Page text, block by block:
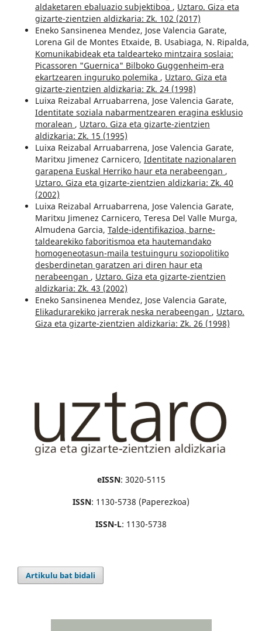
aldaketaren ebaluazio subjektiboa , Uztaro. Giza eta
gizarte-zientzien aldizkaria: Zk. 102 (2017)
Eneko Sansinenea Mendez, Jose Valencia Garate,
Lorena Gil de Montes Etxaide, B. Usabiaga, N. Ripalda,
Komunikabideak eta taldearteko mintzaira soslaia:
Picassoren "Guernica" Bilboko Guggenheim-era
ekartzearen inguruko polemika , Uztaro. Giza eta
gizarte-zientzien aldizkaria: Zk. 24 (1998)
Luixa Reizabal Arruabarrena, Jose Valencia Garate,
Identitate soziala nabarmentzearen eragina esklusio
moralean , Uztaro. Giza eta gizarte-zientzien
aldizkaria: Zk. 15 (1995)
Luixa Reizabal Arruabarrena, Jose Valencia Garate,
Maritxu Jimenez Carnicero, Identitate nazionalaren
garapena Euskal Herriko haur eta nerabeengan ,
Uztaro. Giza eta gizarte-zientzien aldizkaria: Zk. 40
(2002)
Luixa Reizabal Arruabarrena, Jose Valencia Garate,
Maritxu Jimenez Carnicero, Teresa Del Valle Murga,
Almudena Garcia, Talde-identifikazioa, barne-
taldearekiko faboritismoa eta hautemandako
homogeneotasun-maila testuinguru soziopolitiko
desberdinetan garatzen ari diren haur eta
nerabeengan , Uztaro. Giza eta gizarte-zientzien
aldizkaria: Zk. 43 (2002)
Eneko Sansinenea Mendez, Jose Valencia Garate,
Elikadurarekiko jarrerak neska nerabeengan , Uztaro.
Giza eta gizarte-zientzien aldizkaria: Zk. 26 (1998)
eISSN: 3020-5115
ISSN: 1130-5738 (Paperezkoa)
ISSN-L: 1130-5738
Artikulu bat bidali